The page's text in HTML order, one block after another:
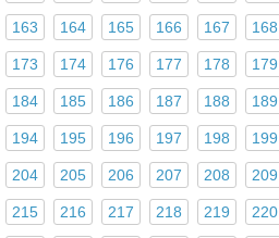
163 164 165 166 167 168
173 174 176 177 178 179
184 185 186 187 188 189
194 195 196 197 198 199
204 205 206 207 208 209
215 216 217 218 219 220